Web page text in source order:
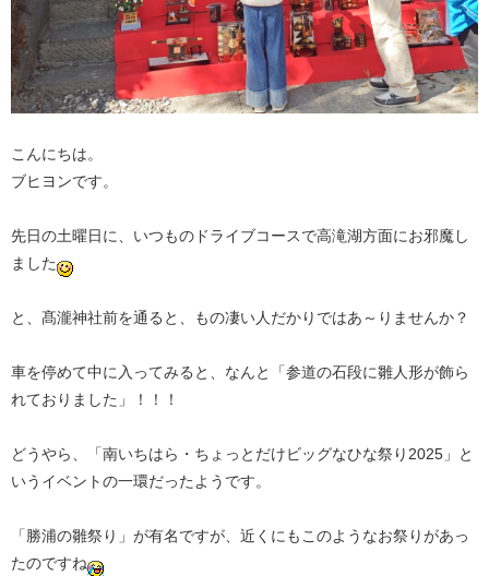
こんにちは。
ブヒヨンです。
先日の土曜日に、いつものドライブコースで高滝湖方面にお邪魔し
ました
と、髙瀧神社前を通ると、もの凄い人だかりではあ～りませんか？
車を停めて中に入ってみると、なんと「参道の石段に雛人形が飾ら
れておりました」！！！
どうやら、「南いちはら・ちょっとだけビッグなひな祭り2025」と
いうイベントの一環だったようです。
「勝浦の雛祭り」が有名ですが、近くにもこのようなお祭りがあっ
たのですね